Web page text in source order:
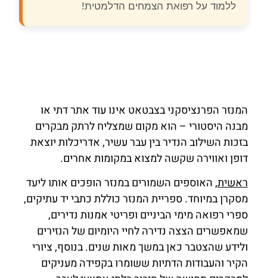
ללמוד על רפואת הצמחים הדלמטית!
המנזר הפרנציסקני בצבטאט אינו עוד אתר דתי או
מבנה היסטורי – הוא מקום שמצליח לרתק מבקרים
בזכות השילוב הנדיר בין עבר עשיר, אדריכלות יוצאת
דופן ואווירה שקשה למצוא במקומות אחרים.
ראשית, האוספים השמורים במנזר הופכים אותו ליעד
מסקרן במיוחד. ספריית המנזר כוללת כתבי יד עתיקים,
ספרי רפואה מימי הביניים ופריטי אמנות נדירים,
שמאפשרים הצצה נדירה לחיי היומיום של הנזירים
ולידע שהצטבר כאן במשך מאות שנים. בנוסף, ציורי
הקיר והעבודות הדתיות ששומרו בקפידה מעניקים